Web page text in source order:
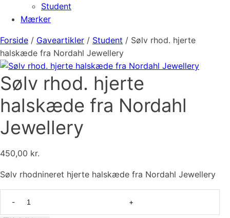
Student
Mærker
Forside / Gaveartikler / Student / Sølv rhod. hjerte
halskæde fra Nordahl Jewellery
Sølv rhod. hjerte
halskæde fra Nordahl
Jewellery
450,00 kr.
Sølv rhodnineret hjerte halskæde fra Nordahl Jewellery